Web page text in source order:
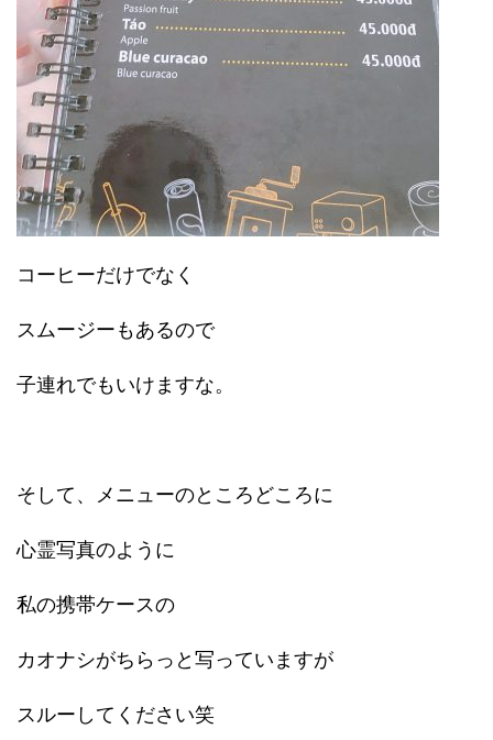
コーヒーだけでなく
スムージーもあるので
子連れでもいけますな。
そして、メニューのところどころに
心霊写真のように
私の携帯ケースの
カオナシがちらっと写っていますが
スルーしてください笑